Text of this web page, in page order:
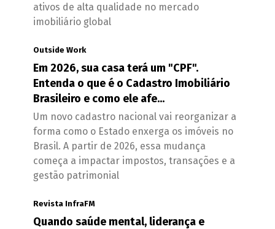
ativos de alta qualidade no mercado
imobiliário global
Outside Work
Em 2026, sua casa terá um "CPF".
Entenda o que é o Cadastro Imobiliário
Brasileiro e como ele afe...
Um novo cadastro nacional vai reorganizar a
forma como o Estado enxerga os imóveis no
Brasil. A partir de 2026, essa mudança
começa a impactar impostos, transações e a
gestão patrimonial
Revista InfraFM
Quando saúde mental, liderança e